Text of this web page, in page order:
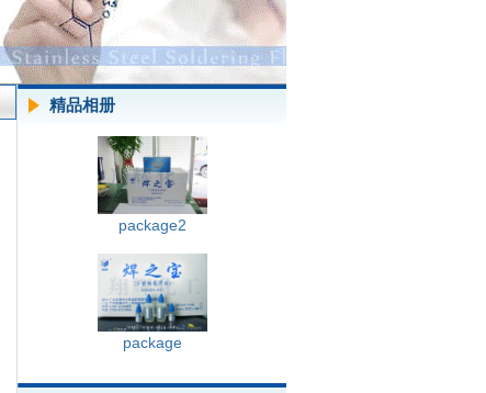
精品相册
package2
package